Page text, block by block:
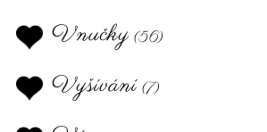
Vnučky (56)
Vyšívání (7)